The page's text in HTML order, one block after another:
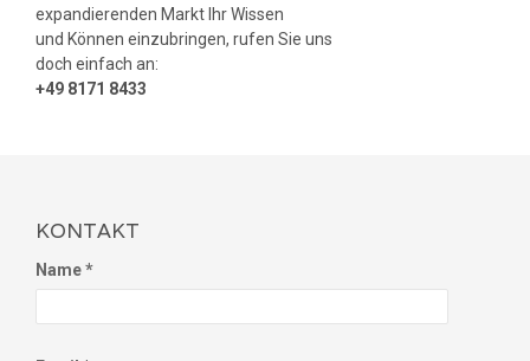
expandierenden Markt Ihr Wissen
und Können einzubringen, rufen Sie uns
doch einfach an:
+49 8171 8433
KONTAKT
Name *